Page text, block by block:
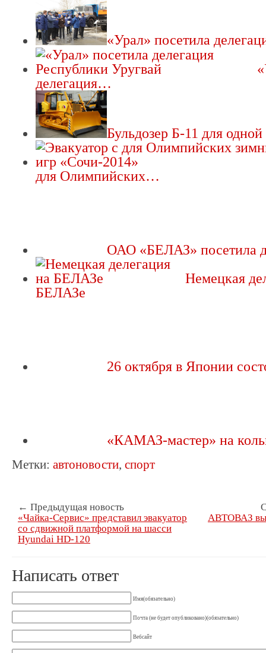
«Урал» посетила
делегация…
Бульдозер Б-11 для одной
для Олимпийских…
ОАО «БЕЛАЗ» посетила
Немецкая
БЕЛАЗе
26 октября в Японии
«КАМАЗ-мастер» на
Метки: автоновости, спорт
← Предыдущая новость
«Чайка-Сервис» представил эвакуатор
со сдвижной платформой на шасси
Hyundai HD-120
АВТОВАЗ
Написать ответ
Имя(обязательно)
Почта (не будет опубликовано)(обязательно)
Вебсайт